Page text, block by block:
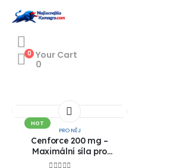
0 Your Cart
0
HOT
PRO NĚJ
Cenforce 200 mg –
Maximální síla pro
dokonalou erekci!! 1+1